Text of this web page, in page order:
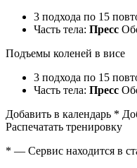
3 подхода по 15
Часть тела: Пресс
Подъемы коленей в висе
3 подхода по 15
Часть тела: Пресс
Добавить в календарь *
Распечатать тренировку
* — Сервис находится в